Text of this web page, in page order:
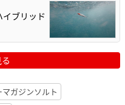
イブリッド
マガジンソルト